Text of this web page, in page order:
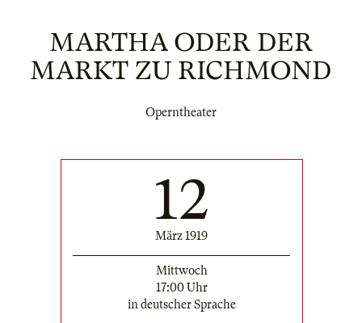
MARTHA ODER DER
MARKT ZU RICHMOND
Operntheater
12
März 1919
Mittwoch
17:00 Uhr
in deutscher Sprache